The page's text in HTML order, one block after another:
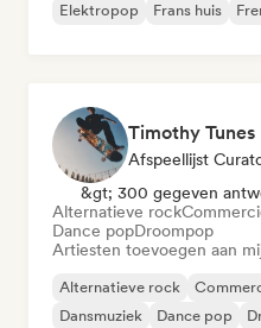
Elektropop
Frans huis
Timothy Tunes
Afspeellijst
&gt; 300 gegeven
Alternatieve rock
Dance popDroompop
Artiesten toevoegen aan
Alternatieve rock
Dansmuziek
Dance pop